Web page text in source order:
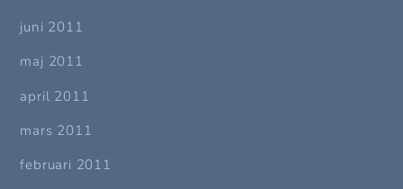
juni 2011
maj 2011
april 2011
mars 2011
februari 2011